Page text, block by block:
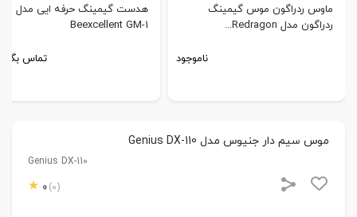
ماوس ردراگون موس گیمینگ
ردراگون مدل Redragon...
ناموجود
هدست گیمینگ حرفه ایی مدل
Beexcellent GM-1
تماس
موس سیم دار جنیوس مدل Genius DX-110
Genius DX-110
0 (0)